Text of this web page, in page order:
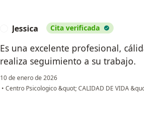
Jessica Cita verificada
Es una excelente profesional,
realiza seguimiento a su trabajo.
10 de enero de 2026
• Centro Psicologico &quot; CALIDAD DE VIDA